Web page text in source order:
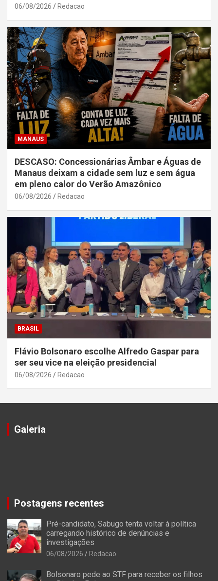
06/08/2026 Redacao
MANAUS
DESCASO: Concessionárias Âmbar e Águas de
Manaus deixam a cidade sem luz e sem água
em pleno calor do Verão Amazônico
06/08/2026 Redacao
BRASIL
Flávio Bolsonaro escolhe Alfredo Gaspar para
ser seu vice na eleição presidencial
06/08/2026 Redacao
Galeria
Postagens recentes
Pré-candidato, Sabugo tenta voltar à política
carregando histórico de denúncias e
investigações
06/08/2026 Redacao
Bolsonaro pede ao STF para receber os filhos